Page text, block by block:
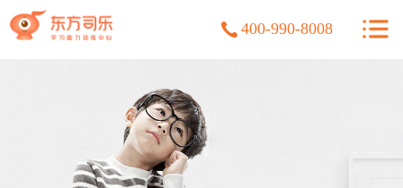
400-990-8008